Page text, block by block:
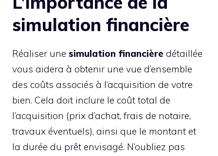
simulation financière
Réaliser une simulation financière détaillée
vous aidera à obtenir une vue d’ensemble
des coûts associés à l’acquisition de votre
bien. Cela doit inclure le coût total de
l’acquisition (prix d’achat, frais de notaire,
travaux éventuels), ainsi que le montant et
la durée du prêt envisagé. N’oubliez pas